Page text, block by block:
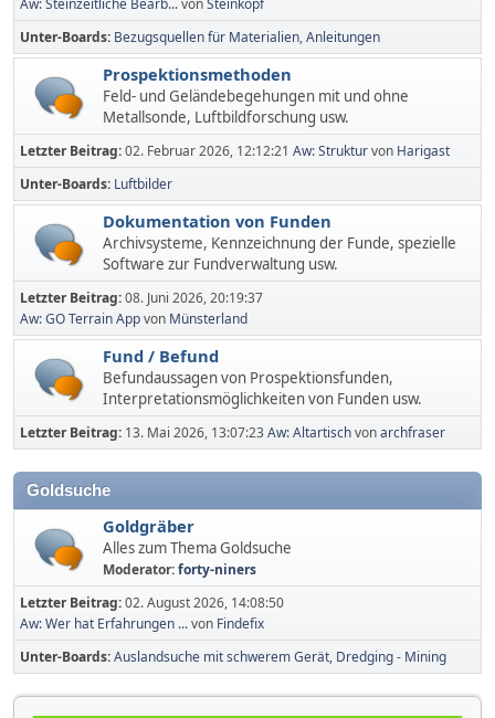
Unter-Boards Bezugsquellen für Materialien Anleitungen
Prospektionsmethoden
Feld- und Geländebegehungen mit und ohne
Metallsonde, Luftbildforschung usw.
Letzter Beitrag:02. Februar 2026, 12:12:21 Aw: Strukturvon Harigast
Unter-Boards Luftbilder
Dokumentation von Funden
Archivsysteme, Kennzeichnung der Funde, spezielle
Software zur Fundverwaltung usw.
Letzter Beitrag:08. Juni 2026, 20:19:37
Aw: GO Terrain Appvon Münsterland
Fund / Befund
Befundaussagen von Prospektionsfunden,
Interpretationsmöglichkeiten von Funden usw.
Letzter Beitrag: 13. Mai 2026, 13:07:23Aw: Altartischvonarchfraser
Goldsuche
Goldgräber
Alles zum Thema Goldsuche
Moderator:forty-niners
Letzter Beitrag:02. August 2026, 14:08:50
Aw: Wer hat Erfahrungen ...von Findefix
Unter-Boards Auslandsuche mit schwerem Gerät, Dredging - Mining